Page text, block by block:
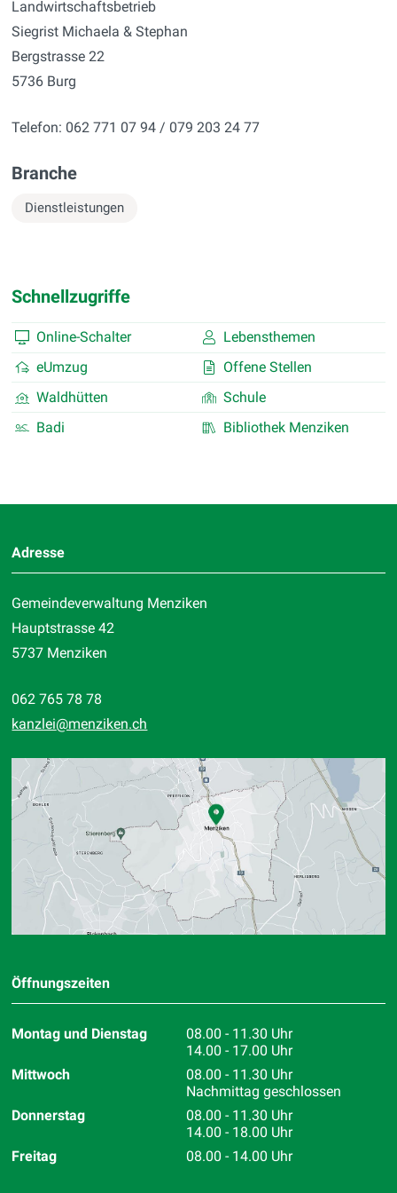
Landwirtschaftsbetrieb
Siegrist Michaela & Stephan
Bergstrasse 22
5736 Burg
Telefon: 062 771 07 94 / 079 203 24 77
Branche
Dienstleistungen
Schnellzugriffe
Online-Schalter
Lebensthemen
eUmzug
Offene Stellen
Waldhütten
Schule
Badi
Bibliothek Menziken
Adresse
Gemeindeverwaltung Menziken
Hauptstrasse 42
5737 Menziken
062 765 78 78
kanzlei@menziken.ch
Öffnungszeiten
Montag und Dienstag
08.00 - 11.30 Uhr
14.00 - 17.00 Uhr
Mittwoch
08.00 - 11.30 Uhr
Nachmittag geschlossen
Donnerstag
08.00 - 11.30 Uhr
14.00 - 18.00 Uhr
Freitag
08.00 - 14.00 Uhr
Standort